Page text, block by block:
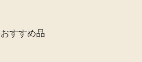
すすめ品